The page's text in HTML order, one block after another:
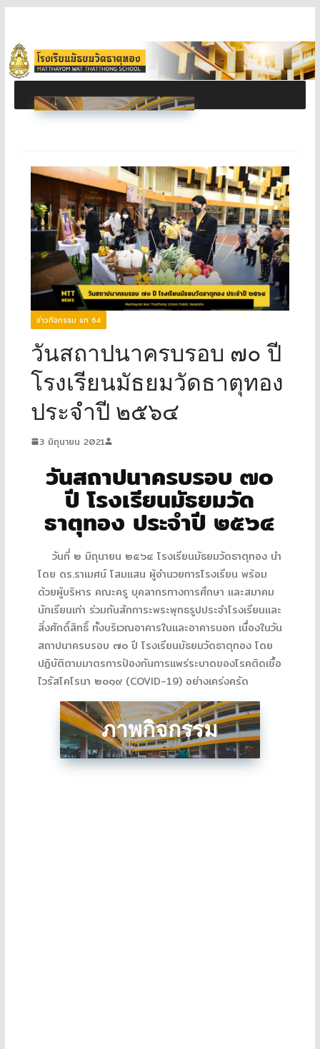
ข่าวกิจกรรม ธท 64
วันสถาปนาครบรอบ ๗๐ ปี
โรงเรียนมัธยมวัดธาตุทอง
ประจำปี ๒๕๖๔
3 มิถุนายน 2021
วันสถาปนาครบรอบ ๗๐
ปี โรงเรียนมัธยมวัด
ธาตุทอง ประจำปี ๒๕๖๔
วันที่ ๒ มิถุนายน ๒๕๖๔ โรงเรียนมัธยมวัดธาตุทอง นำ
โดย ดร.ราเมศน์ โสมแสน ผู้อำนวยการโรงเรียน พร้อม
ด้วยผู้บริหาร คณะครู บุคลากรทางการศึกษา และสมาคม
นักเรียนเก่า ร่วมกันสักการะพระพุทธรูปประจำโรงเรียนและ
สิ่งศักดิ์สิทธิ์ ทั้งบริเวณอาคารในและอาคารนอก เนื่องในวัน
สถาปนาครบรอบ ๗๐ ปี โรงเรียนมัธยมวัดธาตุทอง โดย
ปฏิบัติตามมาตรการป้องกันการแพร่ระบาดของโรคติดเชื้อ
ไวรัสโคโรนา ๒๐๑๙ (COVID-19) อย่างเคร่งครัด